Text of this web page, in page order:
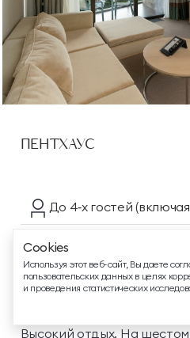
ТЕЛЕФОН ДЛЯ СВЯЗИ
ДОПОЛНИТЕЛЬНЫЙ ТЕЛЕФОН
СВЯЗАТЬСЯ В МЕССЕНДЖЕРЕ
EMAIL ДЛЯ ВОПРОСОВ И
info@mriyaresort.com
ПЕНТХАУС
До 4‑х гостей
Вид на море/горы
Для людей с
возможностями
Высокий отдых. На
Cookies
Используя этот веб-сайт, Вы даете
пользовательских данных в целях
и проведения статистических